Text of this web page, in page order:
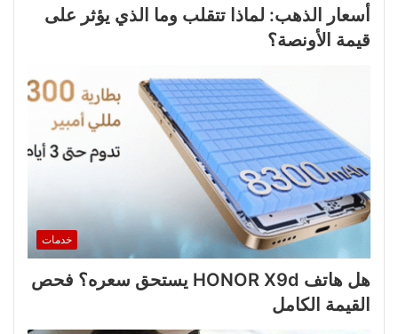
أسعار الذهب: لماذا تتقلب وما الذي يؤثر على
قيمة الأونصة؟
خدمات
هل هاتف HONOR X9d يستحق سعره؟ فحص
القيمة الكامل